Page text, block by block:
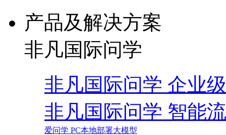
产品及解决方案
非凡国际问学
非凡国际问学 企业
非凡国际问学 智能
爱问学 PC本地部署大模型